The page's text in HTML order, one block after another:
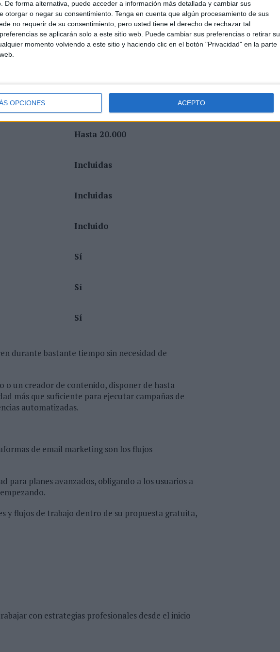
De forma alternativa, puede acceder a información más detallada y cambiar sus
otorgar o negar su consentimiento. Tenga en cuenta que algún procesamiento de sus
no requerir de su consentimiento, pero usted tiene el derecho de rechazar tal
se aplicarán solo a este sitio web. Puede cambiar sus preferencias o retirar su
momento volviendo a este sitio y haciendo clic en el botón "Privacidad" en la parte
OPCIONES ACEPTO
los envíos o el número de suscriptores, aquí
reales desde el primer día.
Hasta 20.000
Incluidas
Incluidas
Incluido
Sí
Sí
Sí
durante bastante tiempo sin necesidad de
o un creador de contenido, disponer de hasta
más que suficiente para ejecutar campañas de
automatizadas.
de email marketing son los flujos
para planes avanzados, obligando a los usuarios a
y flujos de trabajo dentro de su propuesta gratuita,
con estrategias profesionales desde el inicio